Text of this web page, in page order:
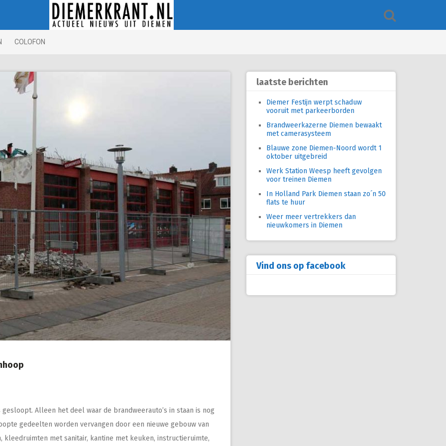
COLOFON
Alleen het deel waar de brandweerauto’s in staan is nog
gedeelten worden vervangen door een nieuwe gebouw van
met sanitair, kantine met keuken, instructieruimte,
laatste berichten
Diemer Festijn werpt schaduw
vooruit met parkeerborden
Brandweerkazerne Diemen bewaakt
met camerasysteem
Blauwe zone Diemen-Noord wordt 1
oktober uitgebreid
Werk Station Weesp heeft gevolgen
voor treinen Diemen
In Holland Park Diemen staan zo´n 50
flats te huur
Weer meer vertrekkers dan
nieuwkomers in Diemen
Vind ons op facebook